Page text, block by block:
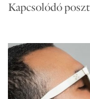
Kapcsolódó